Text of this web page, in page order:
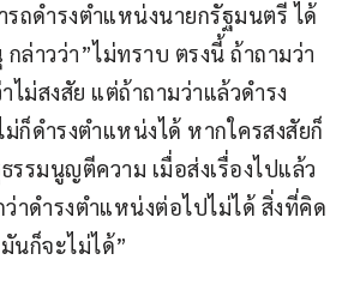
ถดำรงตำแหน่งนายกรัฐมนตรี ได้
ล่าวว่า”ไม่ทราบ ตรงนี้ ถ้าถามว่า
ม่สงสัย แต่ถ้าถามว่าแล้วดำรง
ก็ดำรงตำแหน่งได้ หากใครสงสัยก็
รรมนูญตีความ เมื่อส่งเรื่องไปแล้ว
าดำรงตำแหน่งต่อไปไม่ได้ สิ่งที่คิด
นก็จะไม่ได้”